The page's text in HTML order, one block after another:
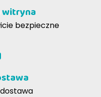
witryna
bezpieczne